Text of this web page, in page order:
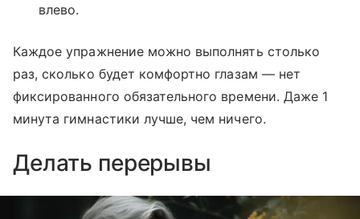
влево.
Каждое упражнение можно выполнять столько
раз, сколько будет комфортно глазам — нет
фиксированного обязательного времени. Даже 1
минута гимнастики лучше, чем ничего.
Делать перерывы